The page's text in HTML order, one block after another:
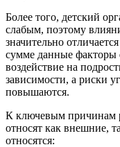
Более того, детский
слабым, поэтому
значительно
сумме данные факторы
воздействие на
зависимости, а риски
повышаются.
К ключевым причинам
относят как внешние,
относятся: